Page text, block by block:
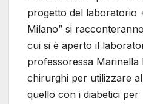
progetto del laboratorio
Milano” si
cui si è aperto il
professoressa Marinella
chirurghi per utilizzare
quello con i diabetici per